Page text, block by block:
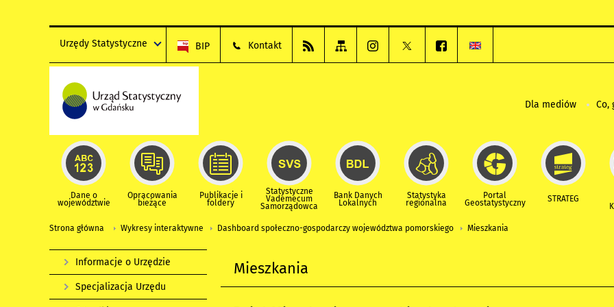
Urzędy Statystyczne BIP Kontakt
Dla mediów Co,
Dane o
województwie
Opracowania
bieżące
Publikacje i
foldery
Statystyczne
Vademecum
Samorządowca
Bank Danych
Lokalnych
Statystyka
regionalna
Portal
Geostatystyczny STRATEG
Strona główna Wykresy interaktywne Dashboard społeczno-gospodarczy województwa pomorskiego Mieszkania
Mieszkania
Informacje o Urzędzie
Specjalizacja Urzędu